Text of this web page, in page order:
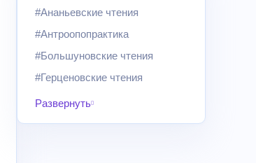
#Ананьевские чтения
#Антроопопрактика
#Большуновские чтения
#Герценовские чтения
Развернуть